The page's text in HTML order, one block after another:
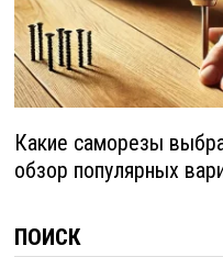
Какие саморезы
обзор популярных
ПОИСК